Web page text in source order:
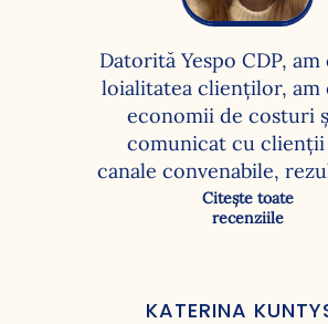
KATERINA
Citește toate
recenziile
Datorită Yespo CDP,
loialitatea clienților, am
economii de costuri
comunicat cu
canale convenabile,
mai multe clicuri,
achiziții. Cu
sarcini: